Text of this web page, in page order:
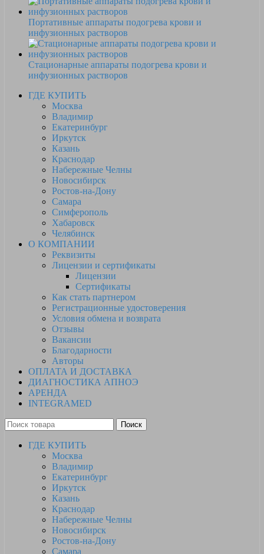
Портативные аппараты подогрева крови и
инфузионных растворов
Стационарные аппараты подогрева крови и
инфузионных растворов
ГДЕ КУПИТЬ
Москва
Владимир
Екатеринбург
Иркутск
Казань
Краснодар
Набережные Челны
Новосибирск
Ростов-на-Дону
Самара
Симферополь
Хабаровск
Челябинск
О КОМПАНИИ
Реквизиты
Лицензии и сертификаты
Лицензии
Сертификаты
Как стать партнером
Регистрационные удостоверения
Условия обмена и возврата
Отзывы
Вакансии
Благодарности
Авторы
ОПЛАТА И ДОСТАВКА
ДИАГНОСТИКА АПНОЭ
АРЕНДА
INTEGRAMED
Поиск
ГДЕ КУПИТЬ
Москва
Владимир
Екатеринбург
Иркутск
Казань
Краснодар
Набережные Челны
Новосибирск
Ростов-на-Дону
Самара